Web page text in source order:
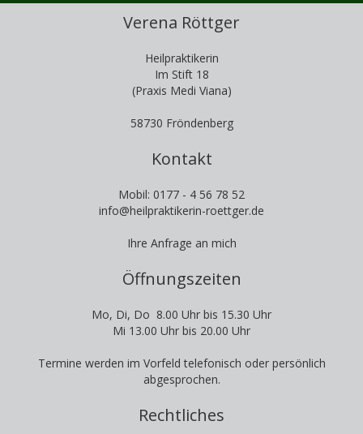
Verena Röttger
Heilpraktikerin
Im Stift 18
(Praxis Medi Viana)
58730 Fröndenberg
Kontakt
Mobil: 0177 - 4 56 78 52
info@heilpraktikerin-roettger.de
Ihre Anfrage an mich
Öffnungszeiten
Mo, Di, Do 8.00 Uhr bis 15.30 Uhr
Mi 13.00 Uhr bis 20.00 Uhr
Termine werden im Vorfeld telefonisch oder persönlich
abgesprochen.
Rechtliches